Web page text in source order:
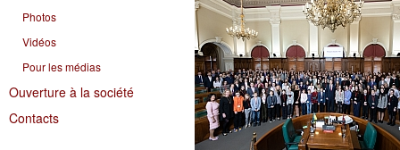
Photos
Vidéos
Pour les médias
Ouverture à la société
Contacts